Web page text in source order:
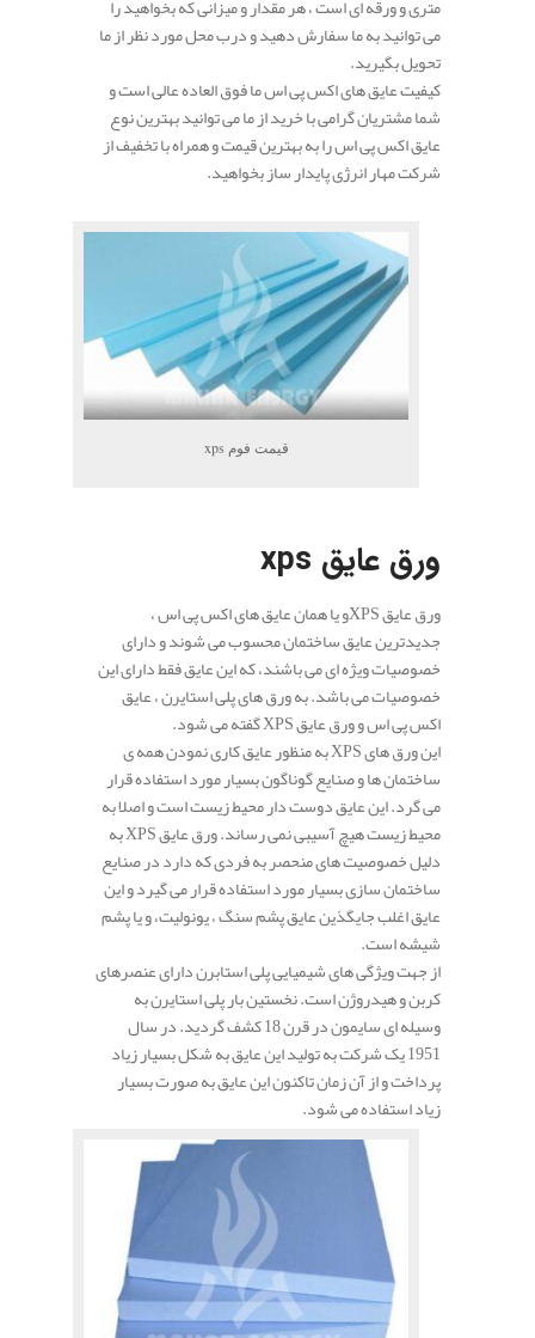
متری و ورقه ای است ، هر مقدار و میزانی که بخواهید را
می توانید به ما سفارش دهید و درب محل مورد نظر از ما
تحویل بگیرید.
کیفیت عایق های اکس پی اس ما فوق العاده عالی است و
شما مشتریان گرامی با خرید از ما می توانید بهترین نوع
عایق اکس پی اس را به بهترین قیمت و همراه با تخفیف از
شرکت مهار انرژی پایدار ساز بخواهید.
قیمت فوم xps
ورق عایق xps
ورق عایق XPSو یا همان عایق های اکس پی اس ،
جدیدترین عایق ساختمان محسوب می شوند و دارای
خصوصیات ویژه ای می باشند، که این عایق فقط دارای این
خصوصیات می باشد. به ورق های پلی استایرن ، عایق
اکس پی اس و ورق عایق XPS گفته می شود.
این ورق های XPS به منظور عایق کاری نمودن همه ی
ساختمان ها و صنایع گوناگون بسیار مورد استفاده قرار
می گرد. این عایق دوست دار محیط زیست است و اصلا به
محیط زیست هیچ آسیبی نمی رساند. ورق عایق XPS به
دلیل خصوصیت های منحصر به فردی که دارد در صنایع
ساختمان سازی بسیار مورد استفاده قرار می گیرد و این
عایق اغلب جایگذین عایق پشم سنگ ، یونولیت، و یا پشم
شیشه است.
از جهت ویژگی های شیمیایی پلی استابرن دارای عنصرهای
کربن و هیدروژن است. نخستین بار پلی استایرن به
وسیله ای سایمون در قرن 18 کشف گردید. در سال
1951 یک شرکت به تولید این عایق به شکل بسیار زیاد
پرداخت و از آن زمان تاکنون این عایق به صورت بسیار
زیاد استفاده می شود.